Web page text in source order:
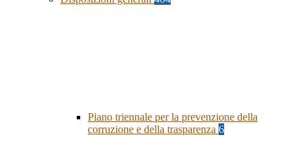
Piano triennale per la prevenzione della
corruzione e della trasparenza 6